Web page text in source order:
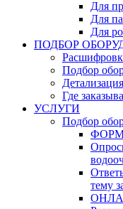
Для
Для
Для
ПОДБОР
Подбор
Где
УСЛУГИ
Подбор
тему